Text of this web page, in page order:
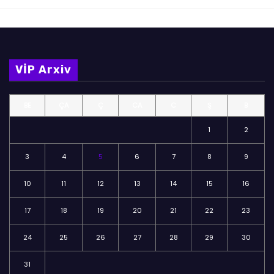
VİP Arxiv
1 2
3 4 5 6 7 8 9
10 11 12 13 14 15 16
17 18 19 20 21 22 23
24 25 26 27 28 29 30
31